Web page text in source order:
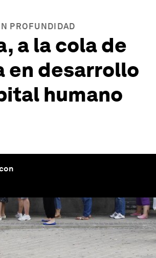
PROFUNDIDAD
a la cola de
en desarrollo
humano